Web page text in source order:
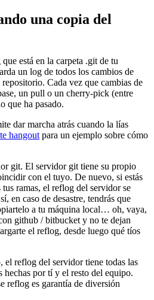
una copia del
está en la carpeta .git de tu
un log de todos los cambios de
Cada vez que cambias de
un pull o un cherry-pick (entre
que ha pasado.
dar marcha atrás cuando la lías
hangout para un ejemplo sobre cómo
git. El servidor git tiene su propio
con el tuyo. De nuevo, si estás
ramas, el reflog del servidor se
en caso de desastre, tendrás que
a tu máquina local… oh, vaya,
github / bitbucket y no te dejan
el reflog, desde luego qué tíos
el reflog del servidor tiene todas las
hechas por tí y el resto del equipo.
reflog es garantía de diversión